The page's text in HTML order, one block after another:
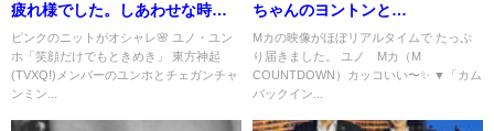
疲れ様でした。しあわせな時間
をありがとう♡
ピンクのニットがオシャレ🌸 ユノ・ユン
ホ「笑顔だけでもときめき」 東方神起
(TVXQ!)メンバーのユンホとチェガンチャ
ンミン...
ちゃんのヨントンと
『RialityShow』ビハインド映像
#2
Mカの映像がほぼリアルタイムで たっぷ
り届きました。 ユノ Mカ（M
COUNTDOWN）カッコいい〜✨ ▼「カム
バックイン...